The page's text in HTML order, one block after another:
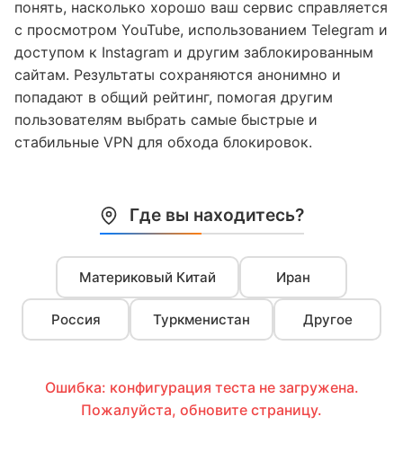
понять, насколько хорошо ваш сервис справляется
с просмотром YouTube, использованием Telegram и
доступом к Instagram и другим заблокированным
сайтам. Результаты сохраняются анонимно и
попадают в общий рейтинг, помогая другим
пользователям выбрать самые быстрые и
стабильные VPN для обхода блокировок.
Где вы находитесь?
Материковый Китай Иран
Россия Туркменистан Другое
Ошибка: конфигурация теста не загружена.
Пожалуйста, обновите страницу.